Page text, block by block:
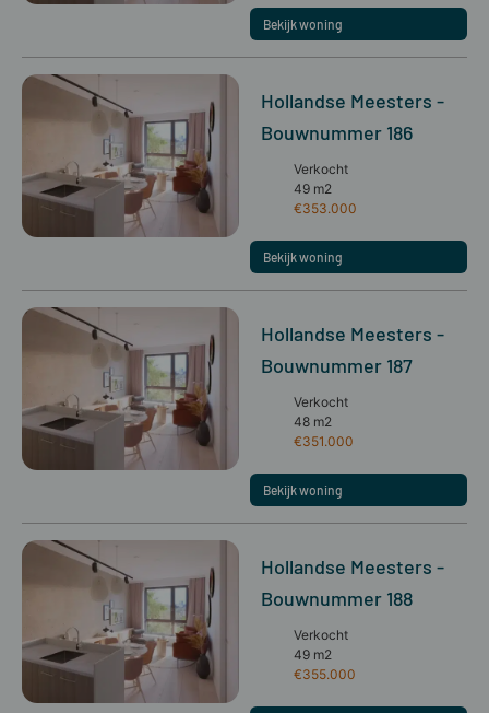
Bekijk woning
Hollandse Meesters -
Bouwnummer 186
Verkocht
49 m2
€353.000
Bekijk woning
Hollandse Meesters -
Bouwnummer 187
Verkocht
48 m2
€351.000
Bekijk woning
Hollandse Meesters -
Bouwnummer 188
Verkocht
49 m2
€355.000